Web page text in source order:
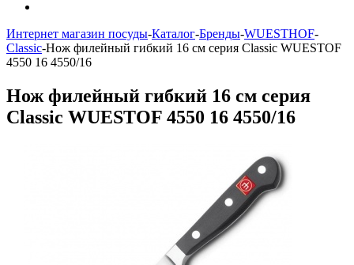
Интернет магазин посуды-Каталог-Бренды-WUESTHOF-
Classic-Нож филейный гибкий 16 см серия Classic WUESTOF
4550 16 4550/16
Нож филейный гибкий 16 см серия
Classic WUESTOF 4550 16 4550/16